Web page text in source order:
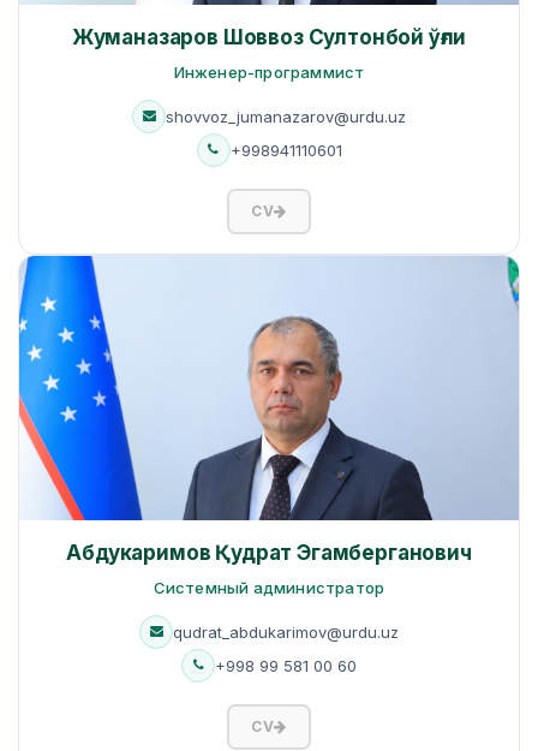
Жуманазаров Шоввоз Султонбой ўғли
Инженер-программист
shovvoz_jumanazarov@urdu.uz
+998941110601
CV
Абдукаримов Қудрат Эгамберганович
Системный администратор
qudrat_abdukarimov@urdu.uz
+998 99 581 00 60
CV